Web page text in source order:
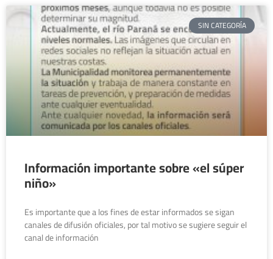
SIN CATEGORÍA
Información importante sobre «el súper
niño»
Es importante que a los fines de estar informados se sigan
canales de difusión oficiales, por tal motivo se sugiere seguir el
canal de información